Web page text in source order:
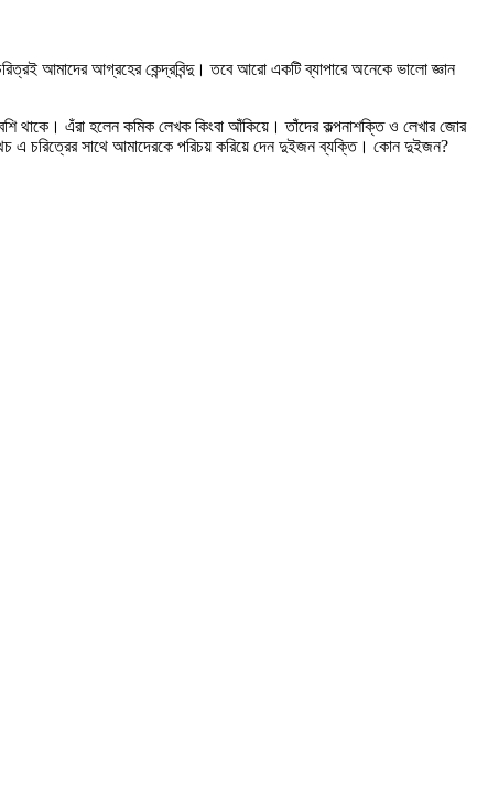
আমাদের আগ্রহের কেন্দ্রবিন্দু। তবে আরো একটি ব্যাপারে অনেকে ভালো জ্ঞান
থাকে। এঁরা হলেন কমিক লেখক কিংবা আঁকিয়ে। তাঁদের কল্পনাশক্তি ও লেখার জোর
এ চরিত্রের সাথে আমাদেরকে পরিচয় করিয়ে দেন দুইজন ব্যক্তি। কোন দুইজন?